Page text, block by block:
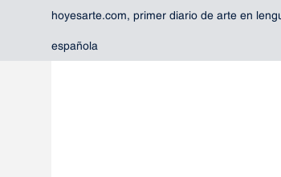
hoyesarte.com, primer diario de arte en
española